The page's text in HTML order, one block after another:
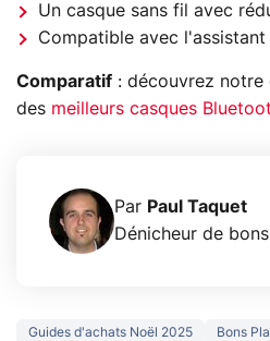
Un casque sans fil avec
Compatible avec
Comparatif : découvrez notre
des meilleurs casques
Par Paul Taquet
Dénicheur de
Guides d'achats Noël 2025
Bons